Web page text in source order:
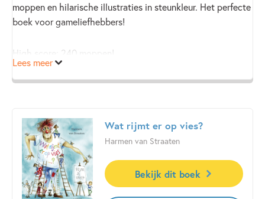
moppen en hilarische illustraties in steunkleur. Het perfecte
boek voor gameliefhebbers!
High score: 240 moppen!
Ken jij die mop over dat game moppenboek al?
Waarom zijn katten zo goed in gamen?
Ze hebben negen levens!
Peter Nilsson is de hoofdredacteur van tijdschrift
en
weet alles over games én is ook nog eens buitengewoon
Lees meer
Wat rijmt er op vies?
Harmen van Straaten
Bekijk dit boek